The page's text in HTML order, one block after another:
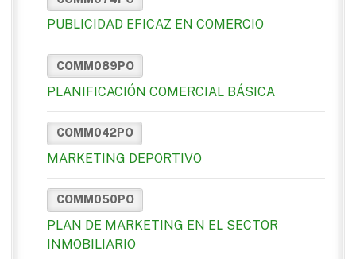
PUBLICIDAD EFICAZ EN COMERCIO
COMM089PO
PLANIFICACIÓN COMERCIAL BÁSICA
COMM042PO
MARKETING DEPORTIVO
COMM050PO
PLAN DE MARKETING EN EL SECTOR
INMOBILIARIO